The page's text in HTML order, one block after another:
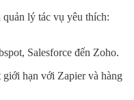
lý tác vụ yêu thích:
Salesforce đến Zoho.
hạn với Zapier và hàng